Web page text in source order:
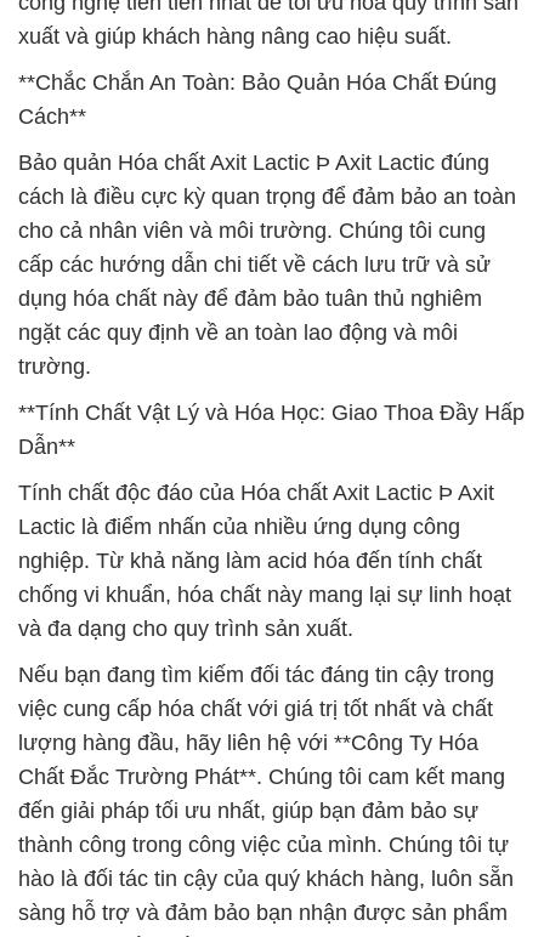
xuất và giúp khách hàng nâng cao hiệu suất.
**Chắc Chắn An Toàn: Bảo Quản Hóa Chất Đúng
Cách**
Bảo quản Hóa chất Axit Lactic Þ Axit Lactic đúng
cách là điều cực kỳ quan trọng để đảm bảo an toàn
cho cả nhân viên và môi trường. Chúng tôi cung
cấp các hướng dẫn chi tiết về cách lưu trữ và sử
dụng hóa chất này để đảm bảo tuân thủ nghiêm
ngặt các quy định về an toàn lao động và môi
trường.
**Tính Chất Vật Lý và Hóa Học: Giao Thoa Đầy Hấp
Dẫn**
Tính chất độc đáo của Hóa chất Axit Lactic Þ Axit
Lactic là điểm nhấn của nhiều ứng dụng công
nghiệp. Từ khả năng làm acid hóa đến tính chất
chống vi khuẩn, hóa chất này mang lại sự linh hoạt
và đa dạng cho quy trình sản xuất.
Nếu bạn đang tìm kiếm đối tác đáng tin cậy trong
việc cung cấp hóa chất với giá trị tốt nhất và chất
lượng hàng đầu, hãy liên hệ với **Công Ty Hóa
Chất Đắc Trường Phát**. Chúng tôi cam kết mang
đến giải pháp tối ưu nhất, giúp bạn đảm bảo sự
thành công trong công việc của mình. Chúng tôi tự
hào là đối tác tin cậy của quý khách hàng, luôn sẵn
sàng hỗ trợ và đảm bảo bạn nhận được sản phẩm